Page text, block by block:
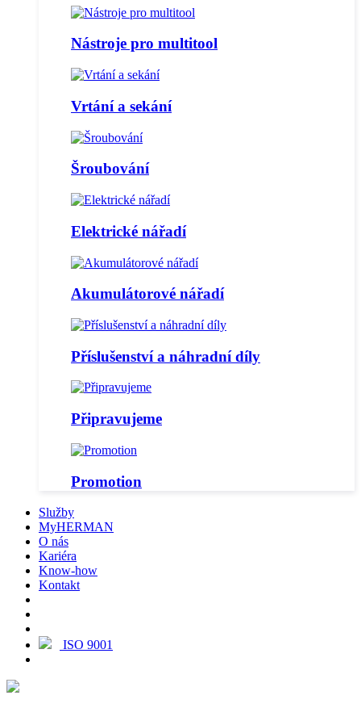
Nástroje pro multitool
Vrtání a sekání
Šroubování
Elektrické nářadí
Akumulátorové nářadí
Příslušenství a náhradní díly
Připravujeme
Promotion
Služby
MyHERMAN
O nás
Kariéra
Know-how
Kontakt
ISO 9001